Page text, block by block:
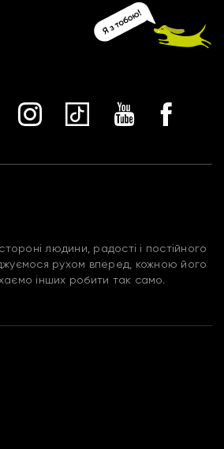
людини, радості і постійного
рухом вперед, кожною його
інших робити так само.